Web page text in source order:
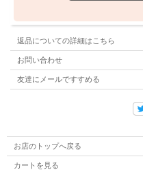
返品についての詳細はこちら
お問い合わせ
友達にメールですすめる
お店のトップへ戻る
カートを見る